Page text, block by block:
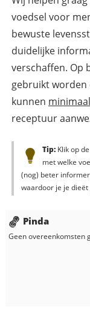
voedsel voor
bewuste
duidelijke
verschaffen. Op
gebruikt
kunnen minimaal
receptuur
Tip:Klik op
met welke
(nog) beter
waardoor je je
Pinda
Geen overeenkomsten